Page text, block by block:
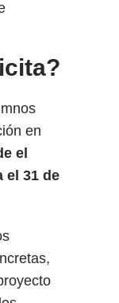
en
el
el 31 de